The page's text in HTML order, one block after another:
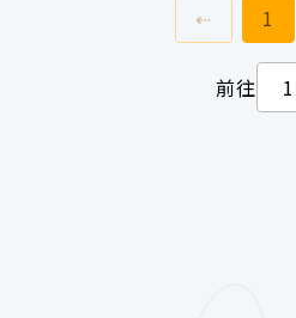
⇠ 上一頁前往
1
前往